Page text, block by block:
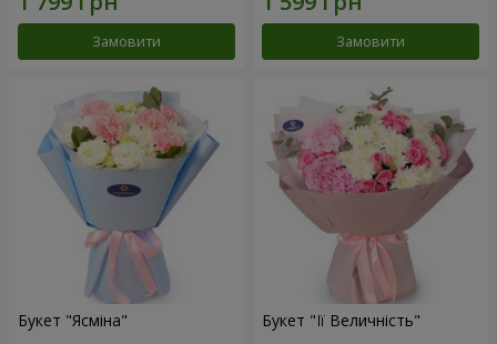
Замовити Замовити
Букет "Ясміна" Букет "Її Величність"